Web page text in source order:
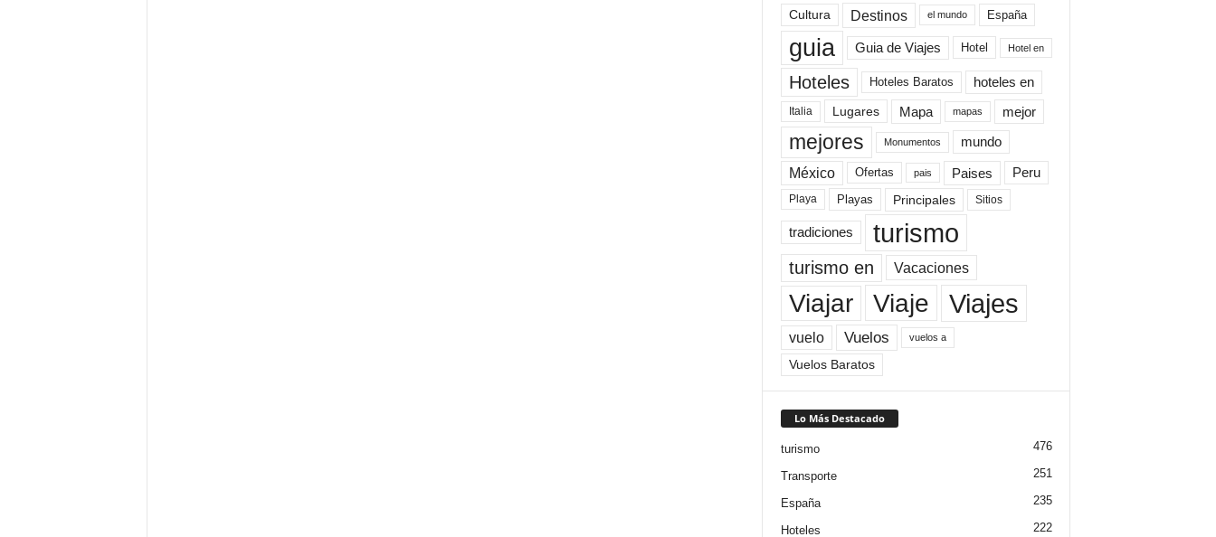
Cultura Destinos el mundo España
guia Guia de Viajes Hotel Hotel en
Hoteles Hoteles Baratos hoteles en
Italia Lugares Mapa mapas mejor
mejores Monumentos mundo
México Ofertas pais Paises Peru
Playa Playas Principales Sitios
tradiciones turismo
turismo en Vacaciones
Viajar Viaje Viajes
vuelo Vuelos vuelos a
Vuelos Baratos
Lo Más Destacado
turismo 476
Transporte 251
España 235
Hoteles 222